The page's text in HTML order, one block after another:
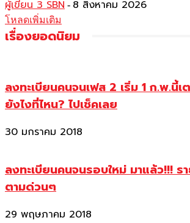
ผู้เขียน 3 SBN - 8 สิงหาคม 2026
โหลดเพิ่มเติม
เรื่องยอดนิยม
ลงทะเบียนคนจนเฟส 2 เริ่ม 1 ก.พ.นี้เ
ยังไงที่ไหน? ไปเช็คเลย
30 มกราคม 2018
ลงทะเบียนคนจนรอบใหม่ มาแล้ว!!! ร
ตามด่วนๆ
29 พฤษภาคม 2018